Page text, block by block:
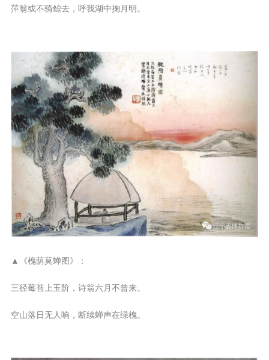
萍翁或不骑鲸去，呼我湖中掬月明。
▲《槐荫莫蝉图》：
三径莓苔上玉阶，诗翁六月不曾来。
空山落日无人响，断续蝉声在绿槐。